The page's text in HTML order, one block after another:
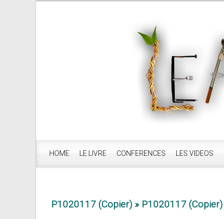
HOME LE LIVRE CONFERENCES LES VIDEOS
P1020117 (Copier) » P1020117 (Copier)